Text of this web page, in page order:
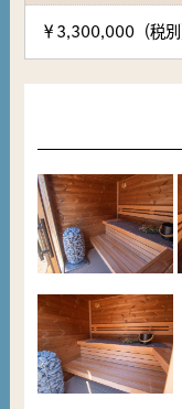
￥3,300,000（税別